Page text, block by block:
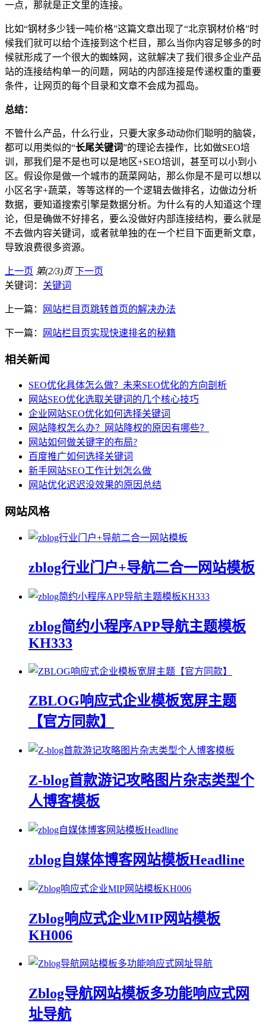
一点，那就是正文里的连接。
比如“钢材多少钱一吨价格”这篇文章出现了“北京钢材价格”时
候我们就可以给个连接到这个栏目，那么当你内容足够多的时
候就形成了一个很大的蜘蛛网，这就解决了我们很多企业产品
站的连接结构单一的问题，网站的内部连接是传递权重的重要
条件，让网页的每个目录和文章不会成为孤岛。
总结：
不管什么产品，什么行业，只要大家多动动你们聪明的脑袋，
都可以用类似的“长尾关键词”的理论去操作，比如做SEO培
训，那我们是不是也可以是地区+SEO培训，甚至可以小到小
区。假设你是做一个城市的蔬菜网站，那么你是不是可以想以
小区名字+蔬菜，等等这样的一个逻辑去做排名，边做边分析
数据，要知道搜索引擎是数据分析。为什么有的人知道这个理
论，但是确做不好排名，要么没做好内部连接结构，要么就是
不去做内容关键词，或者就单独的在一个栏目下面更新文章，
导致浪费很多资源。
上一页 第(2/3)页 下一页
关键词： 关键词
上一篇： 网站栏目页跳转首页的解决办法
下一篇： 网站栏目页实现快速排名的秘籍
相关新闻
SEO优化具体怎么做？未来SEO优化的方向剖析
网站SEO优化选取关键词的几个核心技巧
企业网站SEO优化如何选择关键词
网站降权怎么办？网站降权的原因有哪些？
网站如何做关键字的布局?
百度推广如何选择关键词
新手网站SEO工作计划怎么做
网站优化迟迟没效果的原因总结
网站风格
zblog行业门户+导航二合一网站模板
zblog简约小程序APP导航主题模板
KH333
ZBLOG响应式企业模板宽屏主题
【官方同款】
Z-blog首款游记攻略图片杂志类型个
人博客模板
zblog自媒体博客网站模板Headline
Zblog响应式企业MIP网站模板
KH006
Zblog导航网站模板多功能响应式网
址导航